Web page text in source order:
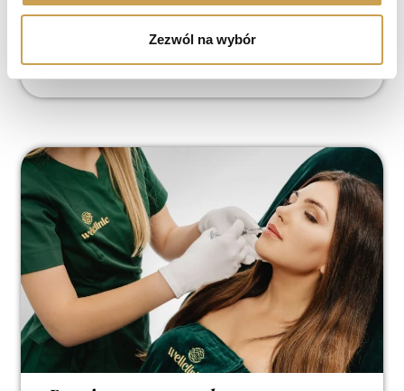
Zezwól na wybór
Reduzierung lokaler Fettpolster
30. Juli 2026 7 min